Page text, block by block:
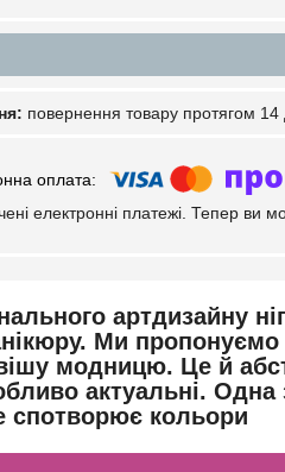
повернення товару протягом 14
електронні платежі. Тепер ви
артдизайну
Ми пропонуємо
модницю. Це й
актуальні.
спотворює кольори